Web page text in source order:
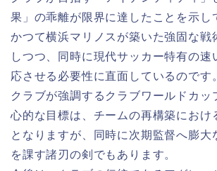
果」の乖離が限界に達したことを示し
かつて横浜マリノスが築いた強固な戦
しつつ、同時に現代サッカー特有の速
応させる必要性に直面しているのです。
クラブが強調するクラブワールドカッ
心的な目標は、チームの再構築におけ
となりますが、同時に次期監督へ膨大
を課す諸刃の剣でもあります。